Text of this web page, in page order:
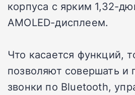
корпуса с ярким 1,32-
AMOLED-дисплеем.
Что касается функций,
позволяют совершать и
звонки по Bluetooth,